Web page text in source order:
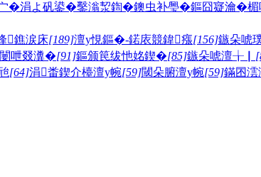
�涓よ矾鍙�鑿滃洯鍧�鐭虫补璺�鏂囧寲瀹�楣
鐎涙床[189]澶у悓鏂�-鍩庡競鍏瘬[156]鏃朵唬
呭叕瀵�[91]鏂颁笢绂忚姳鍥�[85]鏃朵唬澶╁▏
[64]涓畨鍥介檯澶у帵[59]閾朵腑澶у帵[59]鏋囨澐